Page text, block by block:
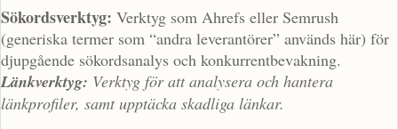
Sökordsverktyg: Verktyg som Ahrefs eller Semrush
(generiska termer som “andra leverantörer” används här) för
djupgående sökordsanalys och konkurrentbevakning.
Länkverktyg: Verktyg för att analysera och hantera
länkprofiler, samt upptäcka skadliga länkar.